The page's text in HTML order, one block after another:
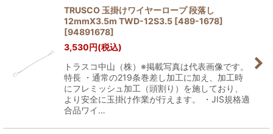
TRUSCO 玉掛けワイヤーロープ 段落し
12mmX3.5m TWD-12S3.5 [489-1678]
[94891678]
3,530円(税込)
トラスコ中山（株）※掲載写真は代表画像です。
特長 ・通常の219条巻差し加工に加え、加工時
にフレミッシュ加工（頭割り）を施しており、
より安全に玉掛け作業が行えます。 ・JIS規格適
合品ワイ…